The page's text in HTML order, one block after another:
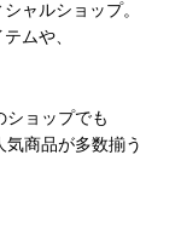
ャルショップ。
ムや、
ョップでも
商品が多数揃う